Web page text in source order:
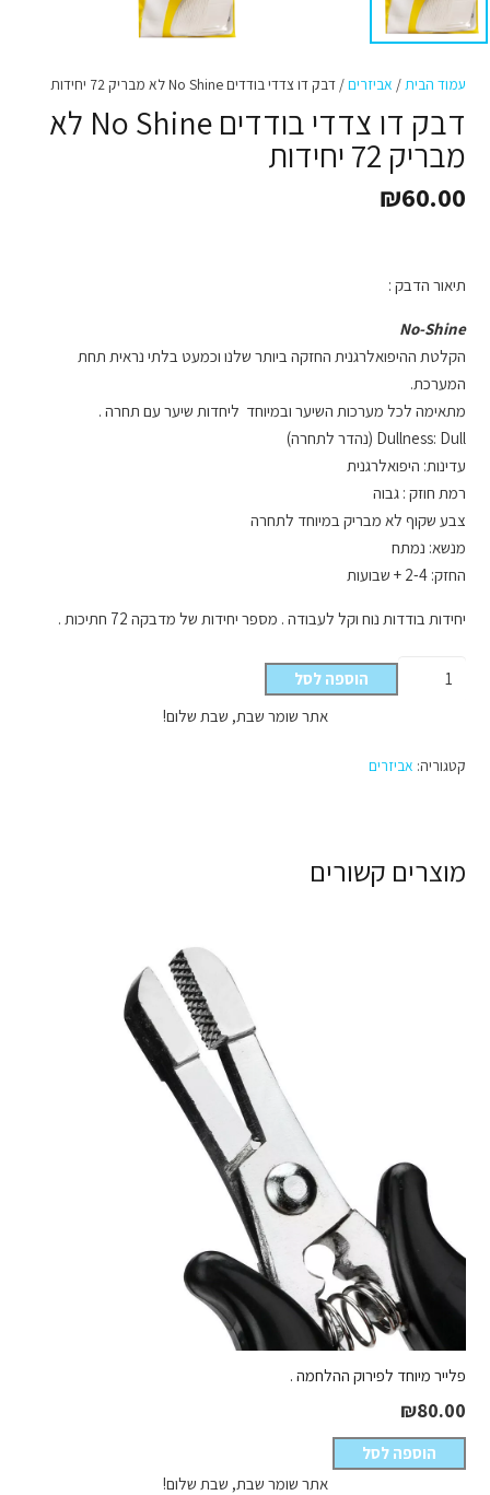
עמוד הבית/ אביזרים/ דבק דו צדדי בודדים No Shine לא מבריק 72 יחידות
דבק דו צדדי בודדים No Shine לא
מבריק 72 יחידות
₪60.00
תיאור הדבק :
No-Shine
הקלטת ההיפואלרגנית החזקה ביותר שלנו וכמעט בלתי נראית תחת
המערכת.
מתאימה לכל מערכות השיער ובמיוחד ליחדות שיער עם תחרה .
Dullness: Dull (נהדר לתחרה)
עדינות: היפואלרגנית
רמת חוזק : גבוה
צבע שקוף לא מבריק במיוחד לתחרה
מנשא: נמתח
החזק: 2-4 + שבועות
יחידות בודדות נוח וקל לעבודה . מספר יחידות של מדבקה 72 חתיכות .
כמות
צדדי
לא
הוספה לסל
אתר שומר שבת, שבת שלום!
קטגוריה: אביזרים
מוצרים קשורים
פלייר מיוחד לפירוק ההלחמה .
₪80.00
הוספה לסל
אתר שומר שבת, שבת שלום!